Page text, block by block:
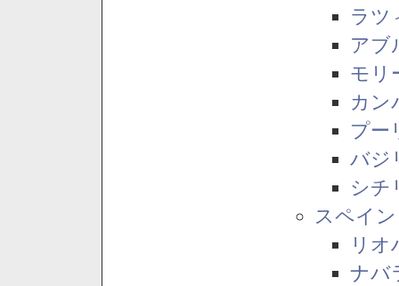
ラツ
アブ
モリ
カン
プー
バジ
シチ
スペイン
リオ
ナバ